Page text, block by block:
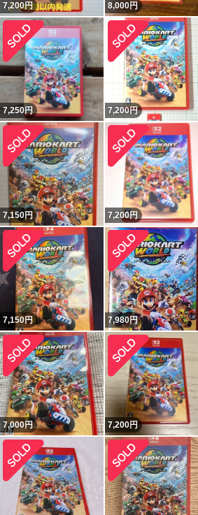
7,200円 8,000円
7,250円 7,200円
7,150円 7,200円
7,150円 7,980円
7,000円 7,200円